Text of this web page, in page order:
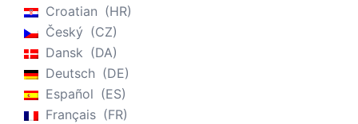
Croatian
HR
Český
CZ
Dansk
DA
Deutsch
DE
Español
ES
Français
FR